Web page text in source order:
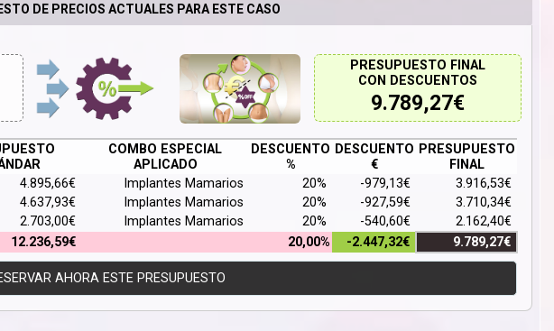
DE PRECIOS ACTUALES PARA ESTE CASO
PRESUPUESTO FINAL
CON DESCUENTOS
9.789,27€
COMBO ESPECIAL
APLICADO
DESCUENTO
%
DESCUENTO
€
PRESUPUESTO
FINAL
4.895,66€ Implantes Mamarios 20% -979,13€
3.916,53€
4.637,93€ Implantes Mamarios 20% -927,59€
3.710,34€
2.703,00€ Implantes Mamarios 20% -540,60€
2.162,40€
12.236,59€ 20,00% -2.447,32€ 9.789,27€
AHORA ESTE PRESUPUESTO